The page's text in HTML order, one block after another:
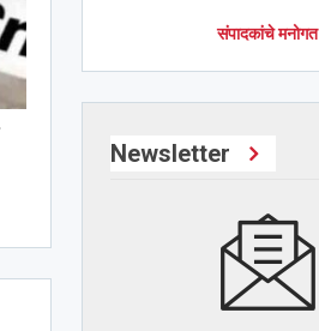
संपादकांचे मनोगत
Newsletter